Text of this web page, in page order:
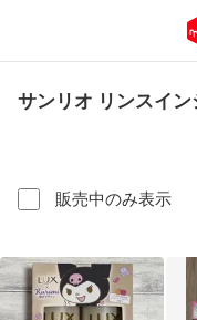
サンリオ リンスイ
販売中のみ表示